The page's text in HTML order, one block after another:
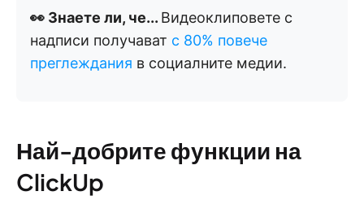
👀 Знаете ли, че... Видеоклиповете с
надписи получават с 80% повече
преглеждания в социалните медии.
Най-добрите функции на
ClickUp